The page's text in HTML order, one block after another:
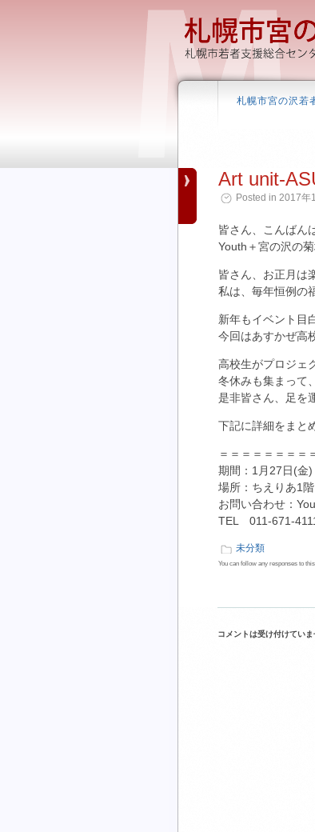
札幌市宮の沢若
Art unit-
Posted in 2017年
皆さん、こんばん
Youth＋宮の沢の
皆さん、お正月は
私は、毎年恒例の
新年もイベント目
今回はあすかぜ高
高校生がプロジェ
冬休みも集まって
是非皆さん、足を
下記に詳細をまと
＝＝＝＝＝＝＝＝
期間：1月27日(
場所：ちえりあ1
お問い合わせ：
TEL 011-671-
未分類
You can follow any responses to
コメントは受け付けていま